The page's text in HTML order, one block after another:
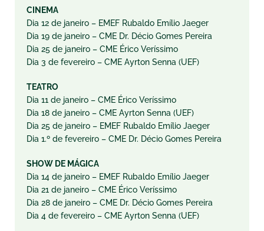
CINEMA
Dia 12 de janeiro – EMEF Rubaldo Emílio Jaeger
Dia 19 de janeiro – CME Dr. Décio Gomes Pereira
Dia 25 de janeiro – CME Érico Veríssimo
Dia 3 de fevereiro – CME Ayrton Senna (UEF)
TEATRO
Dia 11 de janeiro – CME Érico Veríssimo
Dia 18 de janeiro – CME Ayrton Senna (UEF)
Dia 25 de janeiro – EMEF Rubaldo Emílio Jaeger
Dia 1.º de fevereiro – CME Dr. Décio Gomes Pereira
SHOW DE MÁGICA
Dia 14 de janeiro – EMEF Rubaldo Emílio Jaeger
Dia 21 de janeiro – CME Érico Veríssimo
Dia 28 de janeiro – CME Dr. Décio Gomes Pereira
Dia 4 de fevereiro – CME Ayrton Senna (UEF)